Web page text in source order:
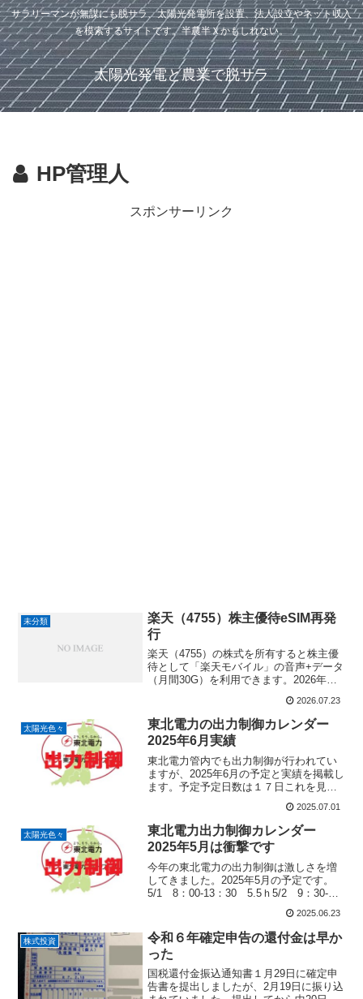
サラリーマンが無謀にも脱サラ、太陽光発電所を設置、法人設立やネット収入
を模索するサイトです。半農半Ｘかもしれない。
太陽光発電と農業で脱サラ
HP管理人
スポンサーリンク
未分類
楽天（4755）株主優待eSIM再発
行
楽天（4755）の株式を所有すると株主優
待として「楽天モバイル」の音声+データ
（月間30G）を利用できます。2026年の
用出来る権利を貰えます。6月末の継続確
認日にも同一株主番号で所有している事
で、更に...
2026.07.23
太陽光色々
東北電力の出力制御カレンダー
2025年6月実績
東北電力管内でも出力制御が行われてい
ますが、2025年6月の予定と実績を掲載し
ます。予定予定日数は１７日これを見る
30 5.3ｈ6/5 9：00-15：00 6ｈ6/6
11：30-14：00 ...
2025.07.01
太陽光色々
東北電力出力制御カレンダー
2025年5月は衝撃です
今年の東北電力の出力制御は激しさを増
してきました。2025年5月の予定です。
5/1 8：00-13：30 5.5ｈ5/2 9：30-
5/11 9：00-15：00 6ｈ5/18 8：30...
2025.06.23
株式投資
令和６年確定申告の還付金は早か
った
国税還付金振込通知書１月29日に確定申
告書を提出しましたが、2月19日に振り込